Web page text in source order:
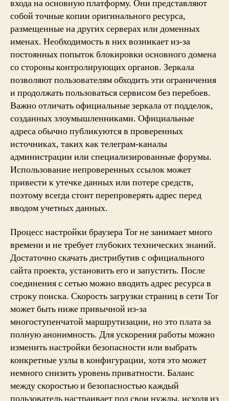
входа на основную платформу. Они представляют
собой точные копии оригинального ресурса,
размещенные на других серверах или доменных
именах. Необходимость в них возникает из-за
постоянных попыток блокировки основного домена
со стороны контролирующих органов. Зеркала
позволяют пользователям обходить эти ограничения
и продолжать пользоваться сервисом без перебоев.
Важно отличать официальные зеркала от подделок,
созданных злоумышленниками. Официальные
адреса обычно публикуются в проверенных
источниках, таких как телеграм-каналы
администрации или специализированные форумы.
Использование непроверенных ссылок может
привести к утечке данных или потере средств,
поэтому всегда стоит перепроверять адрес перед
вводом учетных данных.
Процесс настройки браузера Tor не занимает много
времени и не требует глубоких технических знаний.
Достаточно скачать дистрибутив с официального
сайта проекта, установить его и запустить. После
соединения с сетью можно вводить адрес ресурса в
строку поиска. Скорость загрузки страниц в сети Tor
может быть ниже привычной из-за
многоступенчатой маршрутизации, но это плата за
полную анонимность. Для ускорения работы можно
изменить настройки безопасности или выбрать
конкретные узлы в конфигурации, хотя это может
немного снизить уровень приватности. Баланс
между скоростью и безопасностью каждый